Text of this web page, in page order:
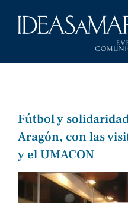
Fútbol y
Aragón, con las
y el UMACON
Ver
imagen